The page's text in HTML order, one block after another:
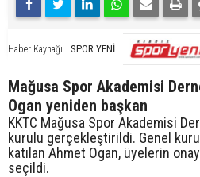
Haber Kaynağı SPOR YENİ
Mağusa Spor Akademisi
Ogan yeniden başkan
KKTC Mağusa Spor Akademisi
kurulu gerçekleştirildi. Genel
katılan Ahmet Ogan, üyelerin
seçildi.